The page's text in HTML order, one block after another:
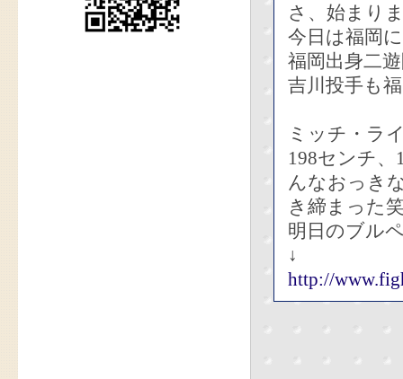
さ、始まり
今日は福岡
福岡出身二
吉川投手も
ミッチ・ラ
198センチ
んなおっき
き締まった
明日のブル
↓
http://